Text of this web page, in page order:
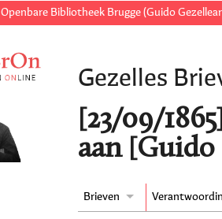
Openbare Bibliotheek Brugge (Guido
Gezelles
[23/09/
aan [Guido
Brieven